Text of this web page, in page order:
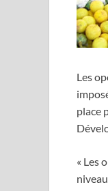
Les
place
« Les